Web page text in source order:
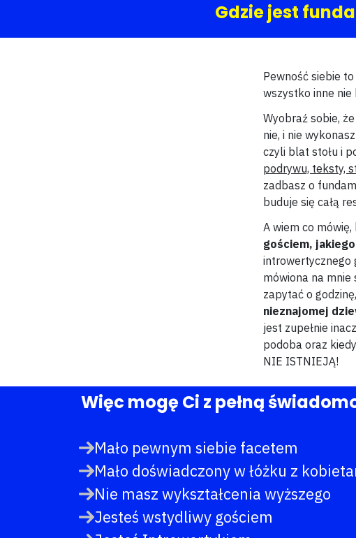
Gdzie jest
Pewność siebie
wszystko inne nie
Wyobraź sobie, że
nie, i nie
czyli blat stołu i
podrywu, teksty,
zadbasz o
buduje się całą
A wiem co mówię,
gościem, jakiego
introwertycznego
mówiona na mnie
zapytać o
nieznajomej
jest zupełnie
podoba oraz
NIE ISTNIEJĄ!
Więc mogę Ci z pełną
Mało pewnym siebie facetem
Mało doświadczony w łóżku z
Nie masz wykształcenia wyższego
Jesteś wstydliwy gościem